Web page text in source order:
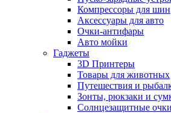
Компрессоры для шин
Аксессуары для авто
Очки-антифары
Авто мойки
Гаджеты
3D Принтеры
Товары для животных
Путешествия и
Зонты, рюкзаки и
Солнцезащитные очки